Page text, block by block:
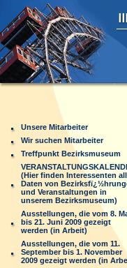
Unsere Mitarbeiter
Wir suchen Mitarbeiter
Treffpunkt Bezirksmuseum
(Hier finden Interessenten
Daten von
und Veranstaltungen in
unserem Bezirksmuseum)
Ausstellungen, die vom 8.
bis 21. Juni 2009 gezeigt
werden (in Arbeit)
Ausstellungen, die vom 11.
September bis 1. November
2009 gezeigt werden (in